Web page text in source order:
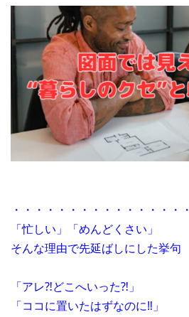
・・・・・・・・・・・・・・・・
「忙しい」「めんどくさい」
そんな理由で先延ばしにした挙句
「アレ⁈どこへいった⁈」
「ココに置いたはずなのに‼」